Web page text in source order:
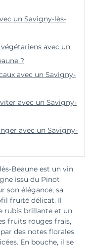
un Savigny-lès-
avec un
?
avec un Savigny-
avec un Savigny-
avec un Savigny-
issu du Pinot
son élégance, sa
fruité délicat. Il
rubis brillante et un
fruits rouges frais,
des notes florales
En bouche, il se